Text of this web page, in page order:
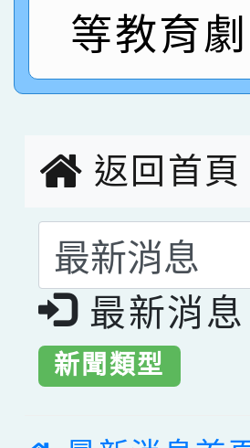
指導老師林
賽 劉文瑛
臺灣台語-
賀！本校參
市賽榮獲科
等教育
返回首頁
選擇後頁
最新消
新聞類型